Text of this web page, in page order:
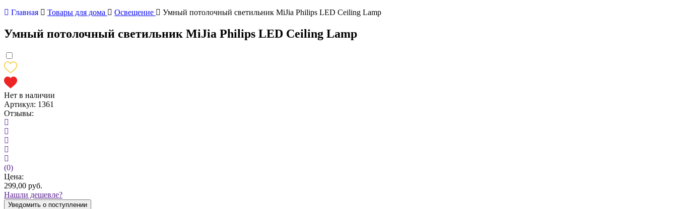
Главная
Товары для дома Освещение Умный потолочный светильник MiJia Philips LED Ceiling Lamp
Умный потолочный светильник MiJia Philips LED Ceiling Lamp
Нет в наличии
Артикул: 1361
Отзывы:
(0)
Цена:
299,00 руб.
Нашли дешевле?
Уведомить о поступлении